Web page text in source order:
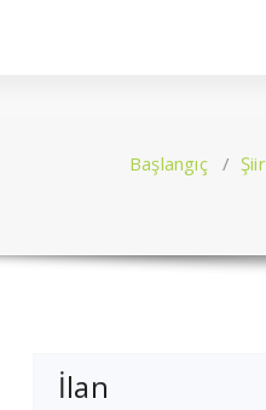
Başlangıç/
İlan